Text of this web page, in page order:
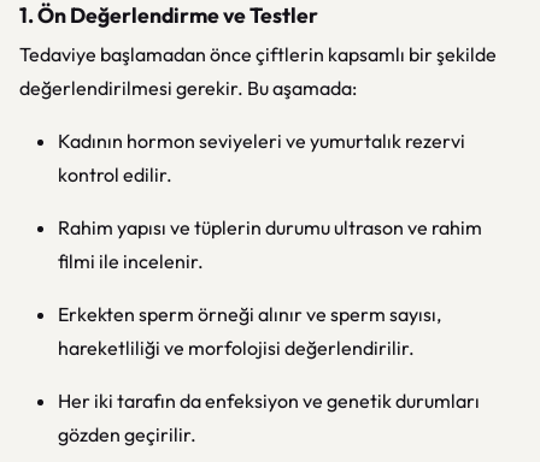
1. Ön Değerlendirme ve Testler
Tedaviye başlamadan önce çiftlerin kapsamlı bir şekilde
değerlendirilmesi gerekir. Bu aşamada:
Kadının hormon seviyeleri ve yumurtalık rezervi
kontrol edilir.
Rahim yapısı ve tüplerin durumu ultrason ve rahim
filmi ile incelenir.
Erkekten sperm örneği alınır ve sperm sayısı,
hareketliliği ve morfolojisi değerlendirilir.
Her iki tarafın da enfeksiyon ve genetik durumları
gözden geçirilir.